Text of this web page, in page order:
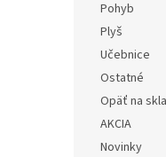
Pohyb
Plyš
Učebnice
Ostatné
Opäť na
AKCIA
Novinky